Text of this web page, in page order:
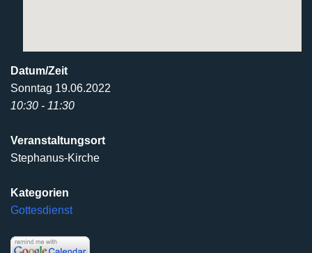
Datum/Zeit
Sonntag 19.06.2022
10:30 - 11:30
Veranstaltungsort
Stephanus-Kirche
Kategorien
Gottesdienst